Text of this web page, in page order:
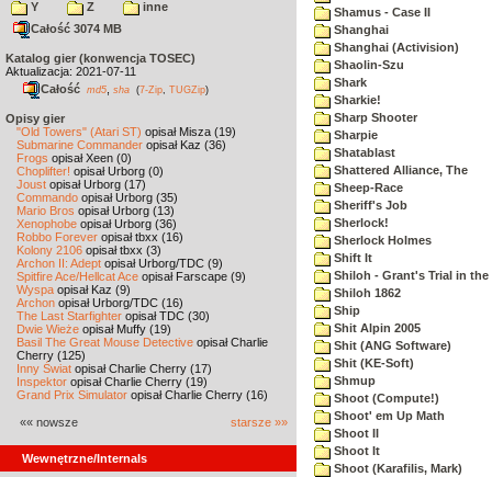
Y
Z
inne
Całość 3074 MB
Katalog gier (konwencja TOSEC)
Aktualizacja: 2021-07-11
Całość md5 sha (7-Zip TUGZip)
Opisy gier
"Old Towers" (Atari ST) opisał Misza (19)
Submarine Commander opisał Kaz (36)
Frogs opisał Xeen (0)
Choplifter! opisał Urborg (0)
Joust opisał Urborg (17)
Commando opisał Urborg (35)
Mario Bros opisał Urborg (13)
Xenophobe opisał Urborg (36)
Robbo Forever opisał tbxx (16)
Kolony 2106 opisał tbxx (3)
Archon II: Adept opisał Urborg/TDC (9)
Spitfire Ace/Hellcat Ace opisał Farscape (9)
Wyspa opisał Kaz (9)
Archon opisał Urborg/TDC (16)
The Last Starfighter opisał TDC (30)
Dwie Wieże opisał Muffy (19)
Basil The Great Mouse Detective opisał Charlie
Cherry (125)
Inny Świat opisał Charlie Cherry (17)
Inspektor opisał Charlie Cherry (19)
Grand Prix Simulator opisał Charlie Cherry (16)
«« nowsze starsze »»
Wewnętrzne/Internals
Shamus - Case II
Shanghai
Shanghai (Activision)
Shaolin-Szu
Shark
Sharkie!
Sharp Shooter
Sharpie
Shatablast
Shattered Alliance, The
Sheep-Race
Sheriff's Job
Sherlock!
Sherlock Holmes
Shift It
Shiloh - Grant's Trial in the
Shiloh 1862
Ship
Shit Alpin 2005
Shit (ANG Software)
Shit (KE-Soft)
Shmup
Shoot (Compute!)
Shoot' em Up Math
Shoot II
Shoot It
Shoot (Karafilis, Mark)